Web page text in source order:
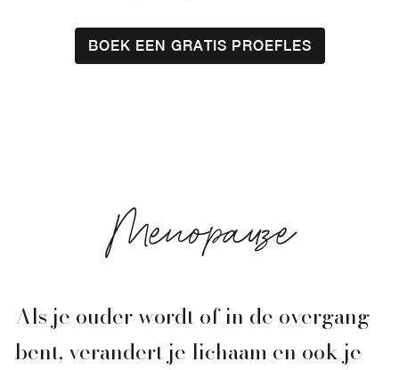
BOEK EEN GRATIS PROEFLES
Menopauze
Als je ouder wordt of in de overgang
bent, verandert je lichaam en ook je